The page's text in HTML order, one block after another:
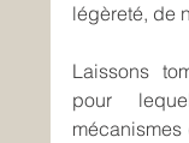
légèreté, de
Laissons
pour